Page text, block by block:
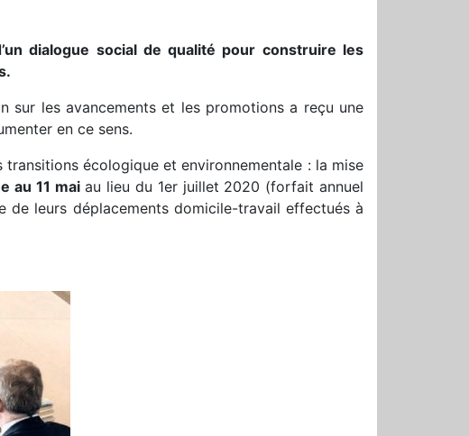
dialogue social de qualité pour construire les
sur les avancements et les promotions a reçu une
en ce sens.
écologique et environnementale : la mise
au 11 maiau lieu du 1er juillet 2020 (forfait annuel
de leurs déplacements domicile-travail effectués à